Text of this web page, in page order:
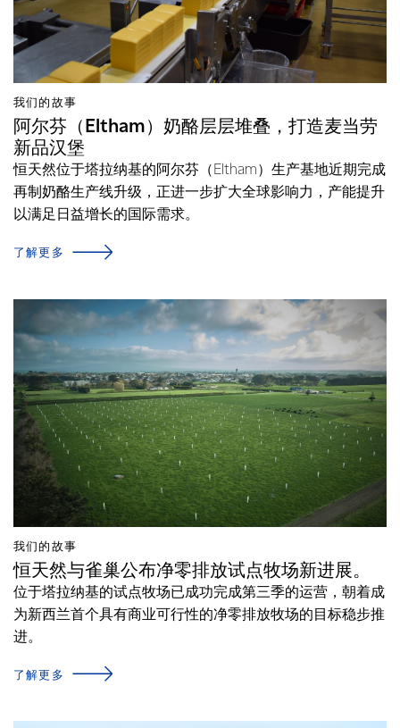
我们的故事
阿尔芬（Eltham）奶酪层层堆叠，打造麦当劳
新品汉堡
恒天然位于塔拉纳基的阿尔芬（Eltham）生产基地近期完成
再制奶酪生产线升级，正进一步扩大全球影响力，产能提升
以满足日益增长的国际需求。
了解更多
我们的故事
恒天然与雀巢公布净零排放试点牧场新进展。
位于塔拉纳基的试点牧场已成功完成第三季的运营，朝着成
为新西兰首个具有商业可行性的净零排放牧场的目标稳步推
进。
了解更多